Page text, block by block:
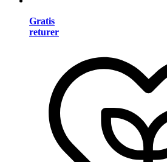
Gratis
returer